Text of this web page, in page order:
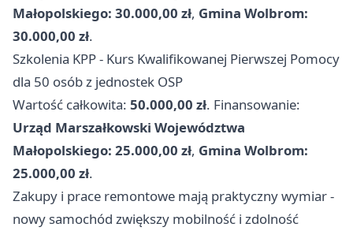
Małopolskiego: 30.000,00 zł, Gmina Wolbrom:
30.000,00 zł.
Szkolenia KPP - Kurs Kwalifikowanej Pierwszej Pomocy
dla 50 osób z jednostek OSP
Wartość całkowita: 50.000,00 zł. Finansowanie:
Urząd Marszałkowski Województwa
Małopolskiego: 25.000,00 zł, Gmina Wolbrom:
25.000,00 zł.
Zakupy i prace remontowe mają praktyczny wymiar -
nowy samochód zwiększy mobilność i zdolność